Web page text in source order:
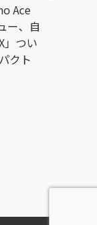
Ace
ー、自
」つい
クト